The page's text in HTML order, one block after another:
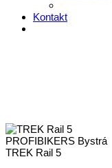
Kontakt
PROFIBIKERS Bystrá
TREK Rail 5